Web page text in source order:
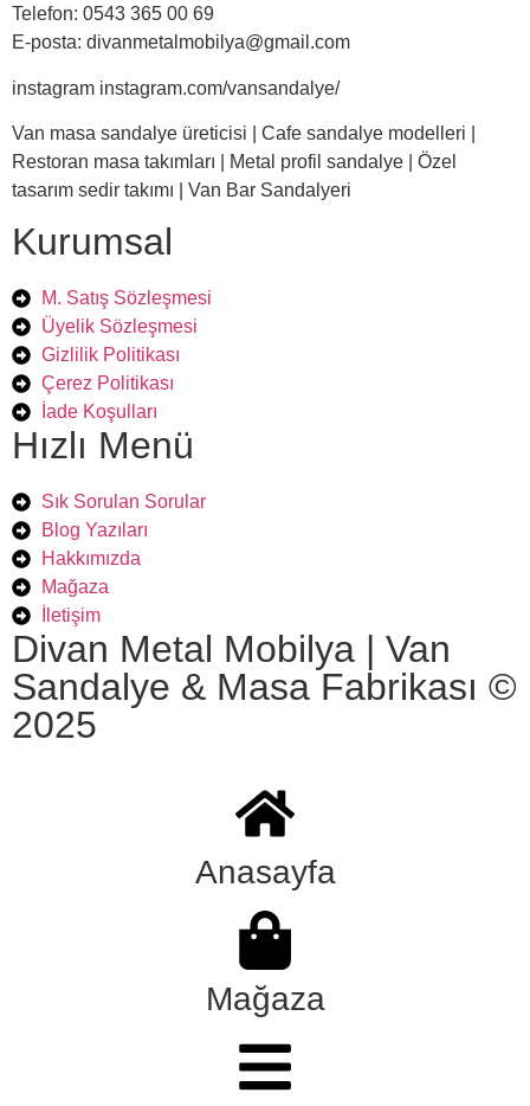
Telefon: 0543 365 00 69
E-posta: divanmetalmobilya@gmail.com
instagram instagram.com/vansandalye/
Van masa sandalye üreticisi | Cafe sandalye modelleri |
Restoran masa takımları | Metal profil sandalye | Özel
tasarım sedir takımı | Van Bar Sandalyeri
Kurumsal
M. Satış Sözleşmesi
Üyelik Sözleşmesi
Gizlilik Politikası
Çerez Politikası
İade Koşulları
Hızlı Menü
Sık Sorulan Sorular
Blog Yazıları
Hakkımızda
Mağaza
İletişim
Divan Metal Mobilya | Van
Sandalye & Masa Fabrikası ©
2025
Anasayfa
Mağaza